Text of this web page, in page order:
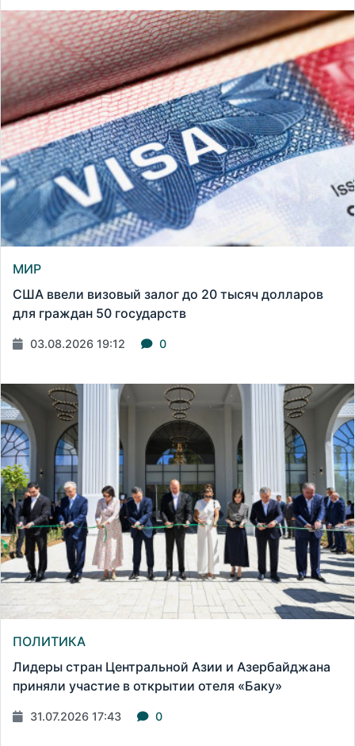
МИР
США ввели визовый залог до 20 тысяч долларов
для граждан 50 государств
03.08.2026 19:12 0
ПОЛИТИКА
Лидеры стран Центральной Азии и Азербайджана
приняли участие в открытии отеля «Баку»
31.07.2026 17:43 0